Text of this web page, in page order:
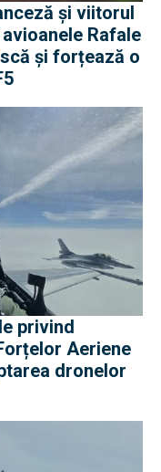
și viitorul
Rafale
și forțează o
privind
Aeriene
dronelor